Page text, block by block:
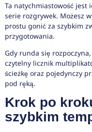
Ta natychmiastowość jest
serie rozgrywek. Możesz
prostu gonić za szybkim
przygotowania.
Gdy runda się
czytelny licznik
ścieżkę oraz pojedynczy
pod ręką.
Krok po
szybkim